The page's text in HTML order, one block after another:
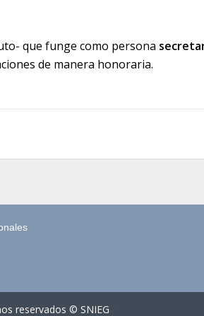
que funge como persona
de manera honoraria.
reservados © SNIEG